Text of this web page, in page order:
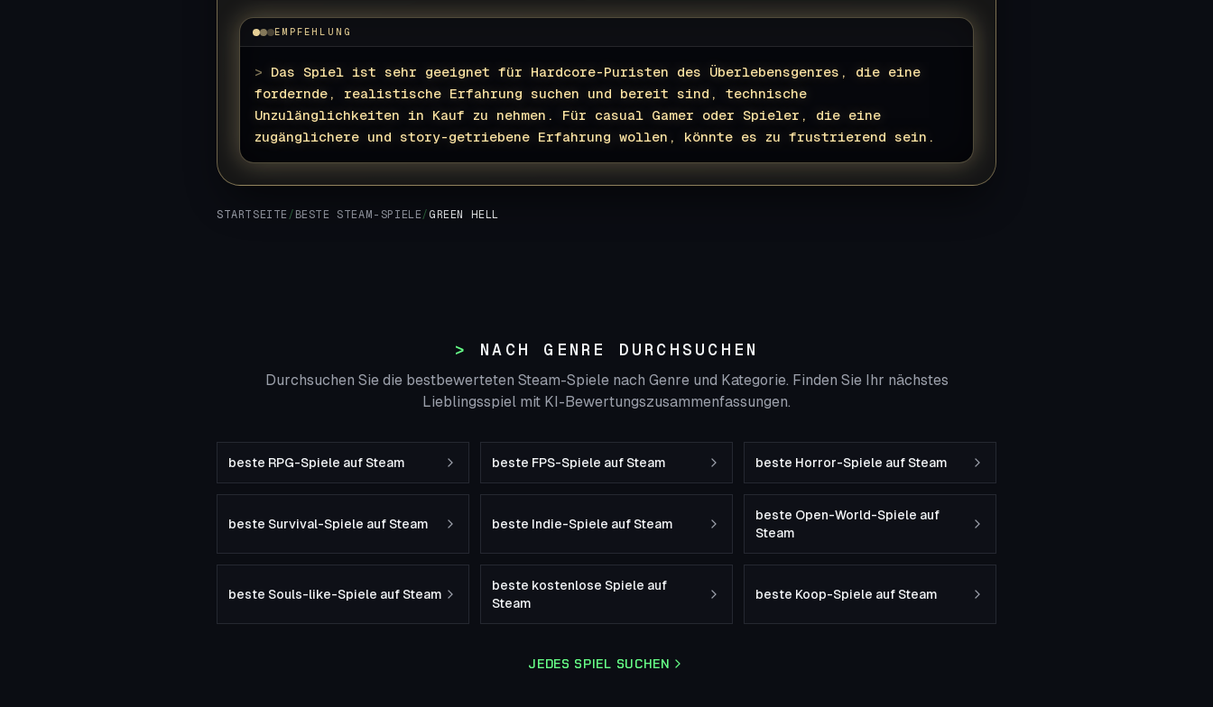
EMPFEHLUNG
> Das Spiel ist sehr geeignet für Hardcore-Puristen des Überlebensgenres, die eine
fordernde, realistische Erfahrung suchen und bereit sind, technische
Unzulänglichkeiten in Kauf zu nehmen. Für casual Gamer oder Spieler, die eine
zugänglichere und story-getriebene Erfahrung wollen, könnte es zu frustrierend sein.
STARTSEITE / BESTE STEAM-SPIELE/ GREEN HELL
NACH GENRE DURCHSUCHEN
Durchsuchen Sie die bestbewerteten Steam-Spiele nach Genre und Kategorie. Finden Sie Ihr nächstes
Lieblingsspiel mit KI-Bewertungszusammenfassungen.
beste RPG-Spiele auf Steam beste FPS-Spiele auf Steam beste Horror-Spiele auf Steam
beste Survival-Spiele auf Steam beste Indie-Spiele auf Steam
beste Open-World-Spiele auf
Steam
beste Souls-like-Spiele auf Steam
beste kostenlose Spiele auf
Steam
beste Koop-Spiele auf Steam
JEDES SPIEL SUCHEN